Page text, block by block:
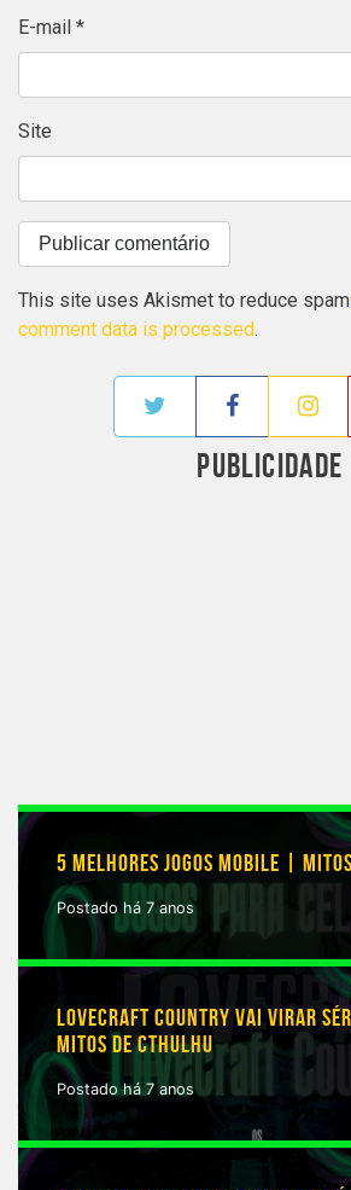
E-mail *
Site
This site uses Akismet to reduce spam.
comment data is processed.
PUBLICIDADE
5 MELHORES JOGOS MOBILE |
Postado há 7 anos
LOVECRAFT COUNTRY VAI VIRAR
MITOS DE CTHULHU
Postado há 7 anos